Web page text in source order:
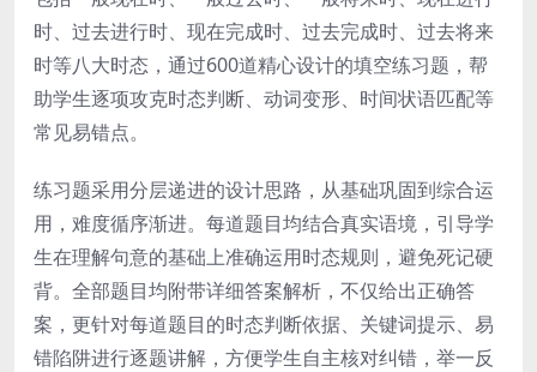
时、过去进行时、现在完成时、过去完成时、过去将来
时等八大时态，通过600道精心设计的填空练习题，帮
助学生逐项攻克时态判断、动词变形、时间状语匹配等
常见易错点。
练习题采用分层递进的设计思路，从基础巩固到综合运
用，难度循序渐进。每道题目均结合真实语境，引导学
生在理解句意的基础上准确运用时态规则，避免死记硬
背。全部题目均附带详细答案解析，不仅给出正确答
案，更针对每道题目的时态判断依据、关键词提示、易
错陷阱进行逐题讲解，方便学生自主核对纠错，举一反